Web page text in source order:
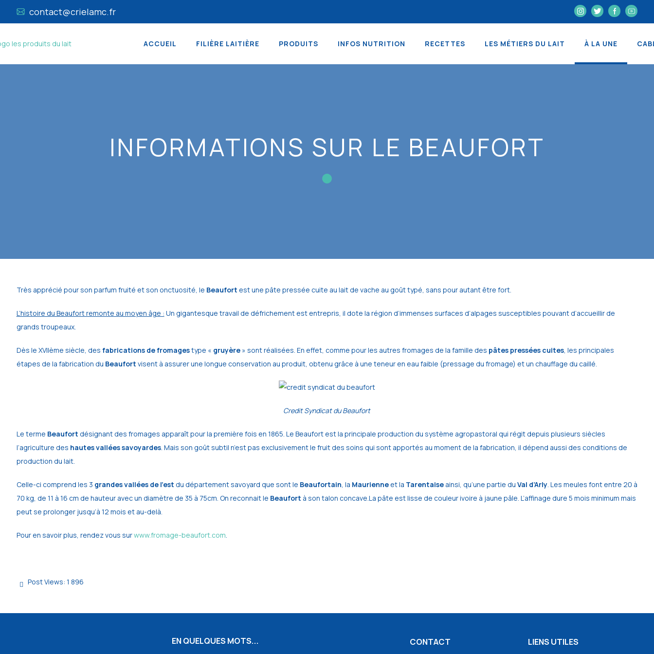
contact@crielamc.fr
ACCUEIL FILIÈRE LAITIÈRE PRODUITS INFOS NUTRITION RECETTES LES MÉTIERS DU LAIT À LA UNE
INFORMATIONS SUR LE BEAUFORT
Très apprécié pour son parfum fruité et son onctuosité, le Beaufort est une pâte pressée cuite au lait de vache au goût typé, sans pour autant être fort.
L’histoire du Beaufort remonte au moyen âge : Un gigantesque travail de défrichement est entrepris, il dote la région d’immenses surfaces d’alpages susceptibles pouvant d’accueillir de
grands troupeaux.
Dès le XVIIème siècle, des fabrications de fromagestype « gruyère» sont réalisées. En effet, comme pour les autres fromages de la famille des pâtes pressées cuites, les principales
étapes de la fabrication du Beaufort visent à assurer une longue conservation au produit, obtenu grâce à une teneur en eau faible (pressage du fromage) et un chauffage du caillé.
Credit Syndicat du Beaufort
Le terme Beaufort désignant des fromages apparaît pour la première fois en 1865. Le Beaufort est la principale production du système agropastoral qui régit depuis plusieurs siècles
l’agriculture des hautes vallées savoyardes. Mais son goût subtil n’est pas exclusivement le fruit des soins qui sont apportés au moment de la fabrication, il dépend aussi des conditions de
production du lait.
Celle-ci comprend les 3 grandes vallées de l’est du département savoyard que sont le Beaufortain, la Maurienneet la Tarentaiseainsi, qu’une partie du Val d’Arly. Les meules font entre 20 à
70 kg, de 11 à 16 cm de hauteur avec un diamètre de 35 à 75cm. On reconnait le Beaufort à son talon concave.La pâte est lisse de couleur ivoire à jaune pâle. L’affinage dure 5 mois minimum mais
peut se prolonger jusqu’à 12 mois et au-delà.
Pour en savoir plus, rendez vous surwww.fromage-beaufort.com.
Post Views: 1 896
EN QUELQUES MOTS... CONTACT LIENS UTILES